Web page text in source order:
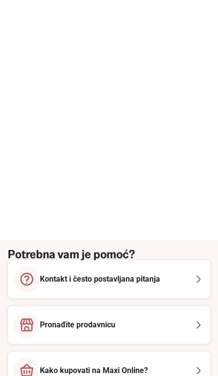
Potrebna vam je pomoć?
Kontakt i često postavljana pitanja
Pronađite prodavnicu
Kako kupovati na Maxi Online?